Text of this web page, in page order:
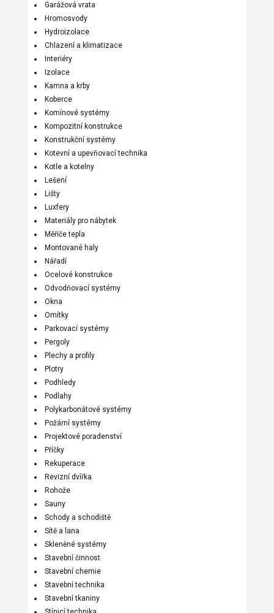
Garážová vrata
Hromosvody
Hydroizolace
Chlazení a klimatizace
Interiéry
Izolace
Kamna a krby
Koberce
Komínové systémy
Kompozitní konstrukce
Konstrukční systémy
Kotevní a upevňovací technika
Kotle a kotelny
Lešení
Lišty
Luxfery
Materiály pro nábytek
Měřiče tepla
Montované haly
Nářadí
Ocelové konstrukce
Odvodňovací systémy
Okna
Omítky
Parkovací systémy
Pergoly
Plechy a profily
Plotry
Podhledy
Podlahy
Polykarbonátové systémy
Požární systémy
Projektové poradenství
Příčky
Rekuperace
Revizní dvířka
Rohože
Sauny
Schody a schodiště
Sítě a lana
Skleněné systémy
Stavební činnost
Stavební chemie
Stavební technika
Stavební tkaniny